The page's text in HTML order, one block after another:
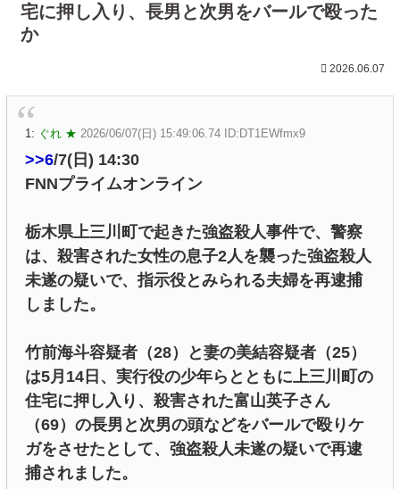
宅に押し入り、長男と次男をバールで殴った
か
2026.06.07
1: ぐれ ★ 2026/06/07(日) 15:49:06.74 ID:DT1EWfmx9
>>6/7(日) 14:30
FNNプライムオンライン
栃木県上三川町で起きた強盗殺人事件で、警察
は、殺害された女性の息子2人を襲った強盗殺人
未遂の疑いで、指示役とみられる夫婦を再逮捕
しました。
竹前海斗容疑者（28）と妻の美結容疑者（25）
は5月14日、実行役の少年らとともに上三川町の
住宅に押し入り、殺害された富山英子さん
（69）の長男と次男の頭などをバールで殴りケ
ガをさせたとして、強盗殺人未遂の疑いで再逮
捕されました。